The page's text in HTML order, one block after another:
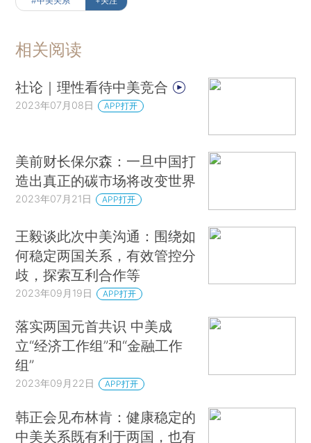
相关阅读
社论｜理性看待中美竞合
2023年07月08日 APP打开
美前财长保尔森：一旦中国打
造出真正的碳市场将改变世界
2023年07月21日 APP打开
王毅谈此次中美沟通：围绕如
何稳定两国关系，有效管控分
歧，探索互利合作等
2023年09月19日 APP打开
落实两国元首共识 中美成
立“经济工作组”和“金融工作
组”
2023年09月22日 APP打开
韩正会见布林肯：健康稳定的
中美关系既有利于两国，也有